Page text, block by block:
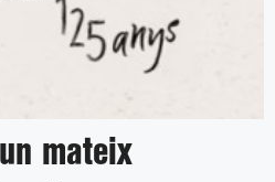
mateix